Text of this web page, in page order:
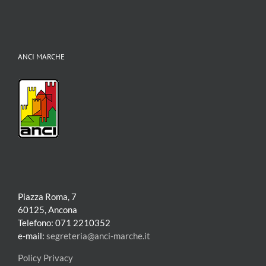
ANCI MARCHE
Piazza Roma, 7
60125, Ancona
Telefono: 071 2210352
e-mail: segreteria@anci-marche.it
Policy Privacy